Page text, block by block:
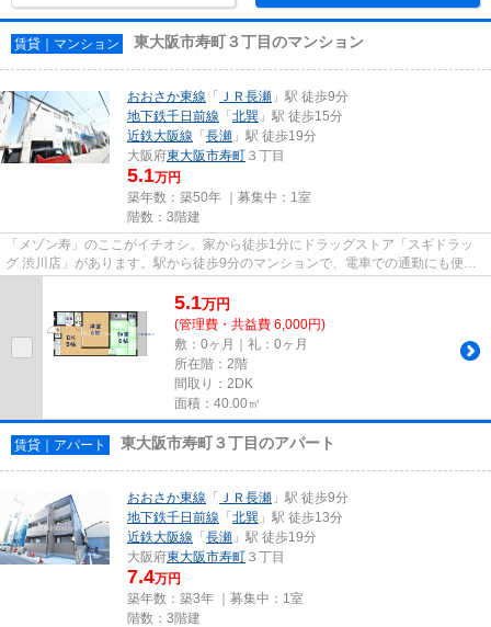
賃貸｜マンション 東大阪市寿町３丁目のマンション
おおさか東線 「 ＪＲ長瀬 」駅 徒歩9分
地下鉄千日前線 「北巽 」駅 徒歩15分
近鉄大阪線 「長瀬 」駅 徒歩19分
大阪府東大阪市寿町 ３丁目
5.1万円
築年数：築50年 ｜募集中： 1室
階数：3階建
「メゾン寿」のここがイチオシ。家から徒歩1分にドラッグストア「スギドラッ
グ 渋川店」があります。駅から徒歩9分のマンションで、電車での通勤にも便利
な立地です。初期費用のカード...
5.1万円
(管理費・共益費 6,000円)
敷：0ヶ月｜礼：0ヶ月
所在階：2階
間取り：2DK
面積：40.00㎡
賃貸｜アパート 東大阪市寿町３丁目のアパート
おおさか東線 「 ＪＲ長瀬 」駅 徒歩9分
地下鉄千日前線 「北巽 」駅 徒歩13分
近鉄大阪線 「長瀬 」駅 徒歩19分
大阪府東大阪市寿町 ３丁目
7.4万円
築年数：築3年 ｜募集中： 1室
階数：3階建